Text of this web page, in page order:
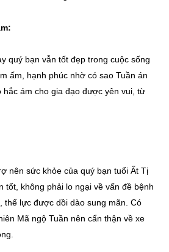
quý bạn vẫn tốt đẹp trong cuộc sống
ấm, hạnh phúc nhờ có sao Tuần án
hắc ám cho gia đạo được yên vui, từ
nên sức khỏe của quý bạn tuổi Ất Tị
tốt, không phải lo ngại về vấn đề bệnh
thể lực được dồi dào sung mãn. Có
Mã ngộ Tuần nên cẩn thận về xe